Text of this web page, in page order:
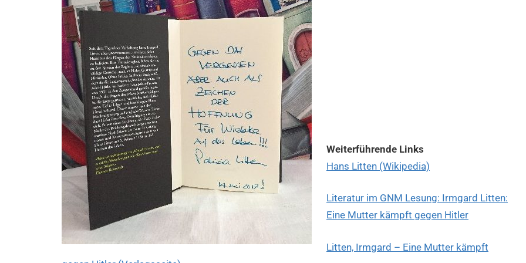
Weiterführende Links
Hans Litten (Wikipedia)
Literatur im GNM Lesung: Irmgard Litten:
Eine Mutter kämpft gegen Hitler
Litten, Irmgard – Eine Mutter kämpft